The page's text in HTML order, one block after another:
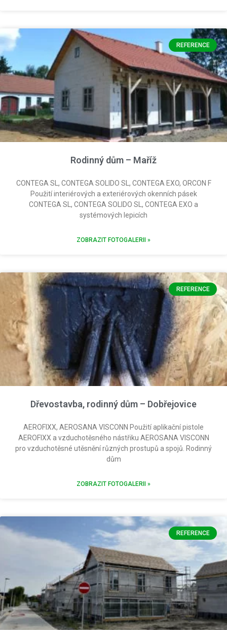
REFERENCE
Rodinný dům – Maříž
CONTEGA SL, CONTEGA SOLIDO SL, CONTEGA EXO, ORCON F
Použití interiérových a exteriérových okenních pásek
CONTEGA SL, CONTEGA SOLIDO SL, CONTEGA EXO a
systémových lepicích
ZOBRAZIT FOTOGALERII »
REFERENCE
Dřevostavba, rodinný dům – Dobřejovice
AEROFIXX, AEROSANA VISCONN Použití aplikační pistole
AEROFIXX a vzduchotěsného nástřiku AEROSANA VISCONN
pro vzduchotěsné utěsnění různých prostupů a spojů. Rodinný
dům
ZOBRAZIT FOTOGALERII »
REFERENCE